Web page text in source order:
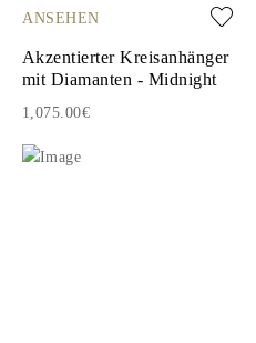
ANSEHEN
Akzentierter Kreisanhänger
mit Diamanten - Midnight
1,075.00€